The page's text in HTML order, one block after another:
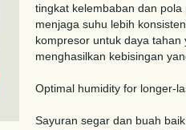
tingkat kelembaban dan
menjaga suhu lebih
kompresor untuk daya tahan
menghasilkan kebisingan
Optimal humidity for longer-
Sayuran segar dan buah